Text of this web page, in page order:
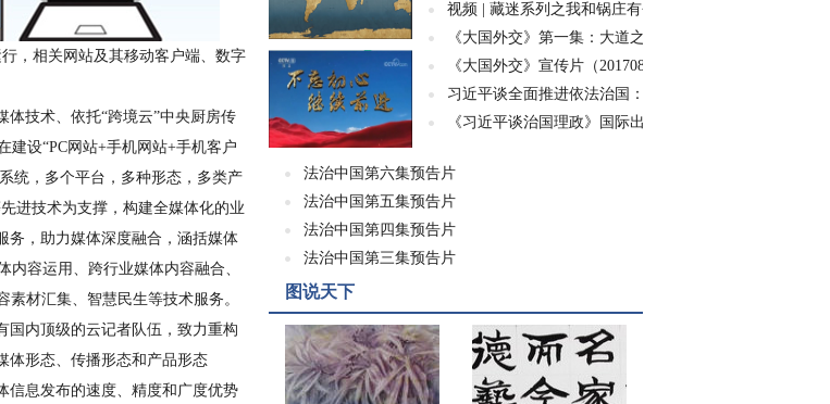
视频 | 藏迷系列之我和锅庄有个约会
《大国外交》第一集：大道之行
《大国外交》宣传片（20170826）
习近平谈全面推进依法治国：为子孙万代计、...
《习近平谈治国理政》国际出版成果展示会在...
法治中国第六集预告片
法治中国第五集预告片
法治中国第四集预告片
法治中国第三集预告片
图说天下
，相关网站及其移动客户端、数字
技术、依托“跨境云”中央厨房传
建设“PC网站+手机网站+手机客户
统，多个平台，多种形态，多类产
进技术为支撑，构建全媒体化的业
务，助力媒体深度融合，涵括媒体
容运用、跨行业媒体内容融合、
材汇集、智慧民生等技术服务。
内顶级的云记者队伍，致力重构
体形态、传播形态和产品形态
信息发布的速度、精度和广度优势